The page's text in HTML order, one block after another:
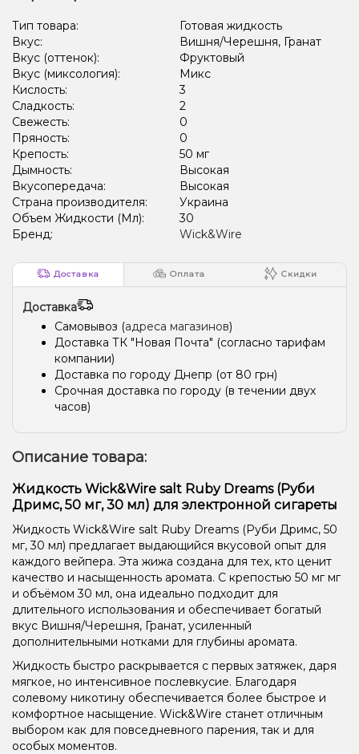
Тип товара:
Готовая жидкость
Вкус:
Вишня/Черешня, Гранат
Вкус (оттенок):
Фруктовый
Вкус (миксология):
Микс
Кислость:
3
Сладкость:
2
Свежесть:
0
Пряность:
0
Крепость:
50 мг
Дымность:
Высокая
Вкусопередача:
Высокая
Страна производителя:
Украина
Объем Жидкости (Мл):
30
Бренд:
Wick&Wire
Доставка Оплата Скидки
Доставка
Самовывоз (адреса магазинов)
Доставка ТК "Новая Почта" (согласно тарифам
компании)
Доставка по городу Днепр (от 80 грн)
Срочная доставка по городу (в течении двух
часов)
Описание товара:
Жидкость Wick&Wire salt Ruby Dreams (Руби
Дримс, 50 мг, 30 мл) для электронной сигареты
Жидкость Wick&Wire salt Ruby Dreams (Руби Дримс, 50
мг, 30 мл) предлагает выдающийся вкусовой опыт для
каждого вейпера. Эта жижа создана для тех, кто ценит
качество и насыщенность аромата. С крепостью 50 мг мг
и объёмом 30 мл, она идеально подходит для
длительного использования и обеспечивает богатый
вкус Вишня/Черешня, Гранат, усиленный
дополнительными нотками для глубины аромата.
Жидкость быстро раскрывается с первых затяжек, даря
мягкое, но интенсивное послевкусие. Благодаря
солевому никотину обеспечивается более быстрое и
комфортное насыщение. Wick&Wire станет отличным
выбором как для повседневного парения, так и для
особых моментов.